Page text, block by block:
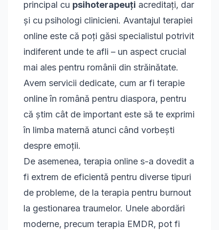
principal cu psihoterapeuți acreditați, dar
și cu psihologi clinicieni. Avantajul terapiei
online este că poți găsi specialistul potrivit
indiferent unde te afli – un aspect crucial
mai ales pentru românii din străinătate.
Avem servicii dedicate, cum ar fi terapie
online în română pentru diaspora, pentru
că știm cât de important este să te exprimi
în limba maternă atunci când vorbești
despre emoții.
De asemenea, terapia online s-a dovedit a
fi extrem de eficientă pentru diverse tipuri
de probleme, de la terapia pentru burnout
la gestionarea traumelor. Unele abordări
moderne, precum terapia EMDR, pot fi